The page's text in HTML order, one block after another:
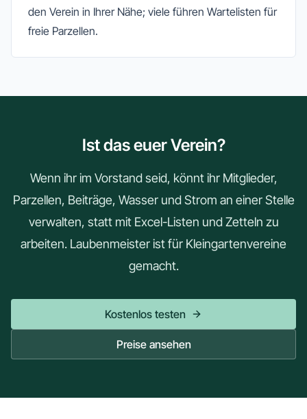
den Verein in Ihrer Nähe; viele führen Wartelisten für
freie Parzellen.
Ist das euer Verein?
Wenn ihr im Vorstand seid, könnt ihr Mitglieder,
Parzellen, Beiträge, Wasser und Strom an einer Stelle
verwalten, statt mit Excel-Listen und Zetteln zu
arbeiten. Laubenmeister ist für Kleingartenvereine
gemacht.
Kostenlos testen
Preise ansehen